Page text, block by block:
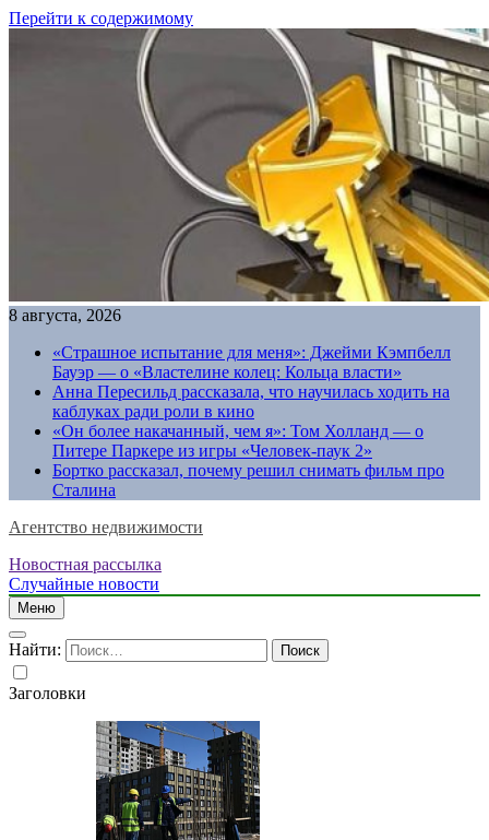
Перейти к содержимому
8 августа, 2026
«Страшное испытание для меня»: Джейми Кэмпбелл
Бауэр — о «Властелине колец: Кольца власти»
Анна Пересильд рассказала, что научилась ходить на
каблуках ради роли в кино
«Он более накачанный, чем я»: Том Холланд — о
Питере Паркере из игры «Человек-паук 2»
Бортко рассказал, почему решил снимать фильм про
Сталина
Агентство недвижимости
Новостная рассылка
Случайные новости
Меню
Найти:
Заголовки